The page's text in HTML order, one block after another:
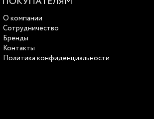
О компании
Сотрудничество
Бренды
Контакты
Политика конфиденциальности